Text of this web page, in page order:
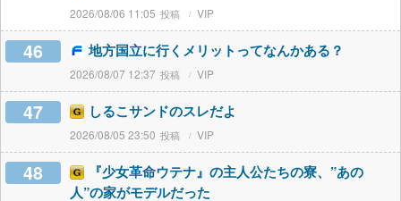
2026/08/06 11:05 VIP
46 地方国立に行くメリットってなんかある？
2026/08/07 12:37 VIP
47 しるこサンドのスレだよ
2026/08/05 23:50 VIP
48
『少女革命ウテナ』の主人公たちの寮、”あの
人”の家がモデルだった